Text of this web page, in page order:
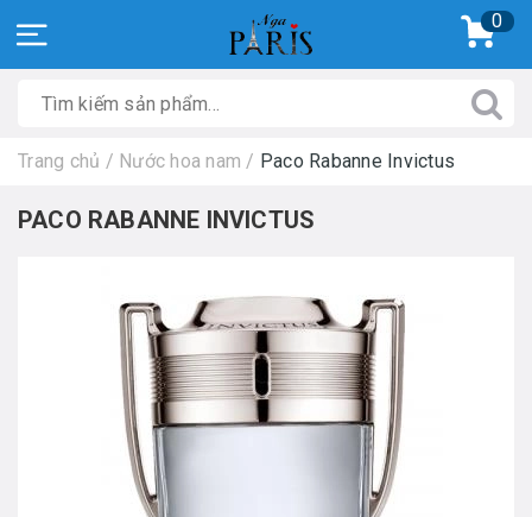
0
Trang chủ / Nước hoa nam / Paco Rabanne Invictus
PACO RABANNE INVICTUS